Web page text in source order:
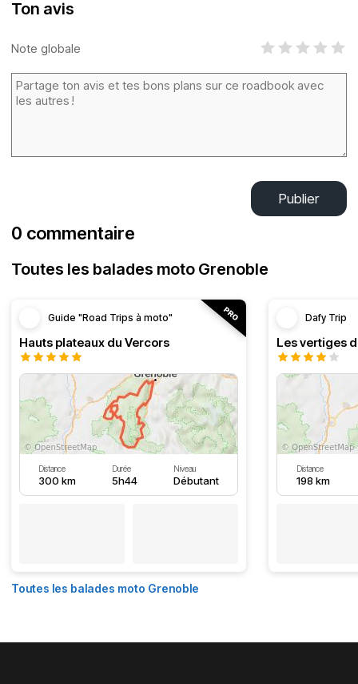
Ton avis
Note globale
Publier
0 commentaire
Toutes les balades moto Grenoble
Guide "Road Trips à moto"
Hauts plateaux du Vercors
Distance
300 km
Durée
5h44
Niveau
Débutant
Dafy Trip
Les vertiges
Distance
198 km
Toutes les balades moto Grenoble